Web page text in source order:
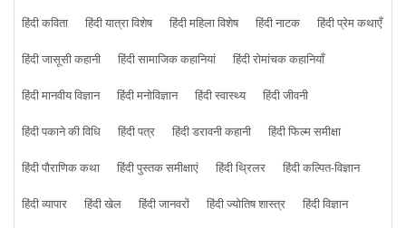
हिंदी कविता
हिंदी यात्रा विशेष हिंदी महिला विशेष हिंदी नाटक
हिंदी प्रेम कथाएँ
हिंदी जासूसी कहानी
हिंदी सामाजिक कहानियां
हिंदी रोमांचक कहानियाँ
हिंदी मानवीय विज्ञान
हिंदी मनोविज्ञान हिंदी स्वास्थ्य
हिंदी जीवनी
हिंदी पकाने की विधि
हिंदी पत्र हिंदी डरावनी कहानी
हिंदी फिल्म समीक्षा
हिंदी पौराणिक कथा
हिंदी पुस्तक समीक्षाएं हिंदी थ्रिलर
हिंदी कल्पित-विज्ञान
हिंदी व्यापार
हिंदी खेल हिंदी जानवरों हिंदी ज्योतिष शास्त्र
हिंदी विज्ञान